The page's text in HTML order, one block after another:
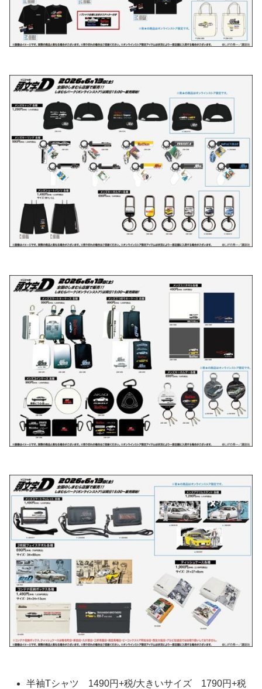
半袖Tシャツ 1490円+税/大きいサイズ 1790円+税